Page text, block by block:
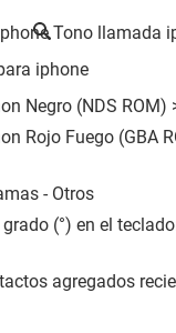
Tono llamada
iphone
Negro (NDS ROM)
Rojo Fuego (GBA
- Otros
(°) en el
agregados